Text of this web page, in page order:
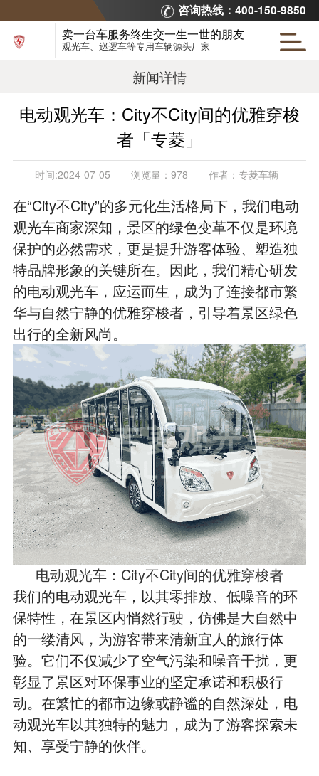
咨询热线：400-150-9850
卖一台车服务终生交一生一世的朋友
观光车、巡逻车等专用车辆源头厂家
新闻详情
电动观光车：City不City间的优雅穿梭
者「专菱」
时间:2024-07-05 浏览量： 978 作者： 专菱车辆
在“City不City”的多元化生活格局下，我们电动
观光车商家深知，景区的绿色变革不仅是环境
保护的必然需求，更是提升游客体验、塑造独
特品牌形象的关键所在。因此，我们精心研发
的电动观光车，应运而生，成为了连接都市繁
华与自然宁静的优雅穿梭者，引导着景区绿色
出行的全新风尚。
电动观光车：City不City间的优雅穿梭者
我们的电动观光车，以其零排放、低噪音的环
保特性，在景区内悄然行驶，仿佛是大自然中
的一缕清风，为游客带来清新宜人的旅行体
验。它们不仅减少了空气污染和噪音干扰，更
彰显了景区对环保事业的坚定承诺和积极行
动。在繁忙的都市边缘或静谧的自然深处，电
动观光车以其独特的魅力，成为了游客探索未
知、享受宁静的伙伴。